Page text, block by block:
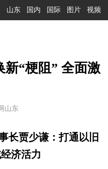
山东 国内 国际 图片 视频
新“梗阻” 全面激
山东
贾少谦：打通以旧
济活力